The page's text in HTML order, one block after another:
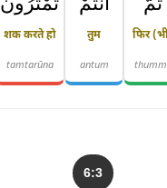
फिर
तुम
antum
शक करते हो
tamtarūna
6:3